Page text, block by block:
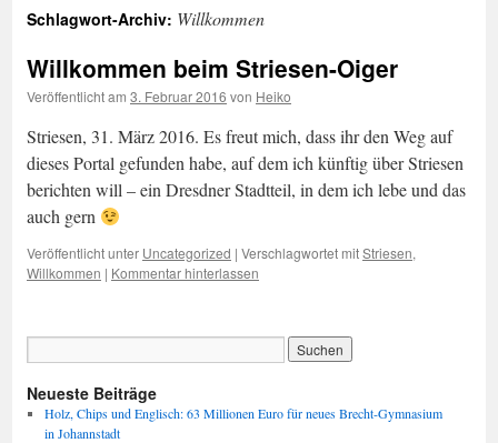
Schlagwort-Archiv: Willkommen
Willkommen beim Striesen-Oiger
Veröffentlicht am 3. Februar 2016 von Heiko
Striesen, 31. März 2016. Es freut mich, dass ihr den Weg auf
dieses Portal gefunden habe, auf dem ich künftig über Striesen
berichten will – ein Dresdner Stadtteil, in dem ich lebe und das
auch gern
Veröffentlicht unter Uncategorized | Verschlagwortet mitStriesen,
Willkommen | Kommentar hinterlassen
Neueste Beiträge
Holz, Chips und Englisch: 63 Millionen Euro für neues Brecht-Gymnasium
in Johannstadt